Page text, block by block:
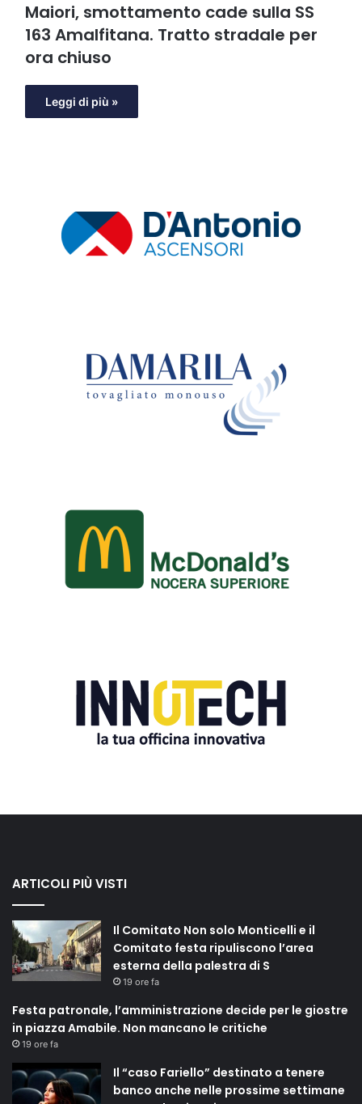
Maiori, smottamento cade sulla SS
163 Amalfitana. Tratto stradale per
ora chiuso
Leggi di più »
ARTICOLI PIÙ VISTI
Il Comitato Non solo Monticelli e il
Comitato festa ripuliscono l’area
esterna della palestra di S
19 ore fa
Festa patronale, l’amministrazione decide per le giostre
in piazza Amabile. Non mancano le critiche
19 ore fa
Il “caso Fariello” destinato a tenere
banco anche nelle prossime settimane